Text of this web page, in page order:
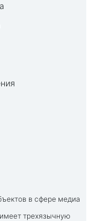
в сфере медиа
трехязычную